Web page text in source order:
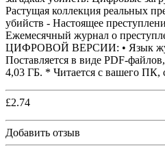
Растущая коллекция реальных
убийств - Настоящее
Ежемесячный журнал о
ЦИФРОВОЙ ВЕРСИИ: • Язык
Поставляется в виде PDF-
4,03 ГБ. * Читается с вашего ПК,
£2.74
Добавить отзыв